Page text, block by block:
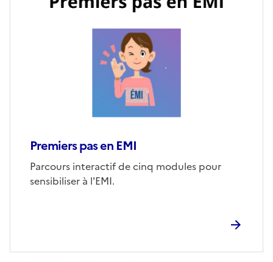
Premiers pas en EMI
Corps
Parcours interactif de cinq modules pour
sensibiliser à l'EMI.